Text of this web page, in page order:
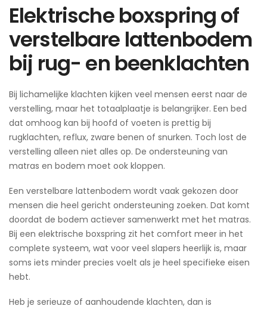
Elektrische boxspring of
verstelbare lattenbodem
bij rug- en beenklachten
Bij lichamelijke klachten kijken veel mensen eerst naar de
verstelling, maar het totaalplaatje is belangrijker. Een bed
dat omhoog kan bij hoofd of voeten is prettig bij
rugklachten, reflux, zware benen of snurken. Toch lost de
verstelling alleen niet alles op. De ondersteuning van
matras en bodem moet ook kloppen.
Een verstelbare lattenbodem wordt vaak gekozen door
mensen die heel gericht ondersteuning zoeken. Dat komt
doordat de bodem actiever samenwerkt met het matras.
Bij een elektrische boxspring zit het comfort meer in het
complete systeem, wat voor veel slapers heerlijk is, maar
soms iets minder precies voelt als je heel specifieke eisen
hebt.
Heb je serieuze of aanhoudende klachten, dan is